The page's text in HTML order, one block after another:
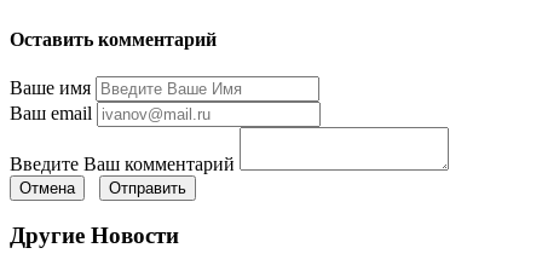
Оставить комментарий
Ваше имя
Ваш email
Введите Ваш комментарий
Отмена Отправить
Другие Новости